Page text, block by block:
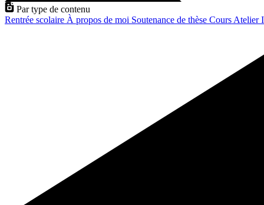
Par type de contenu
Rentrée scolaire À propos de moi Soutenance de thèse Cours Atelier